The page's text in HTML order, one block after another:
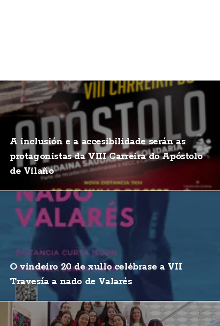
A inclusión e a accesibilidade serán as
protagonistas da VIII Carreira do Apóstolo
de Vilaño
O vindeiro 20 de xullo celébrase a VII
Travesía a nado de Valarés